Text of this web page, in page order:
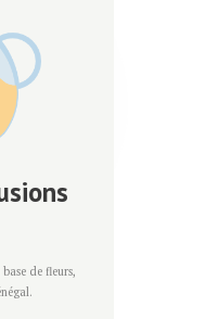
de fleurs,